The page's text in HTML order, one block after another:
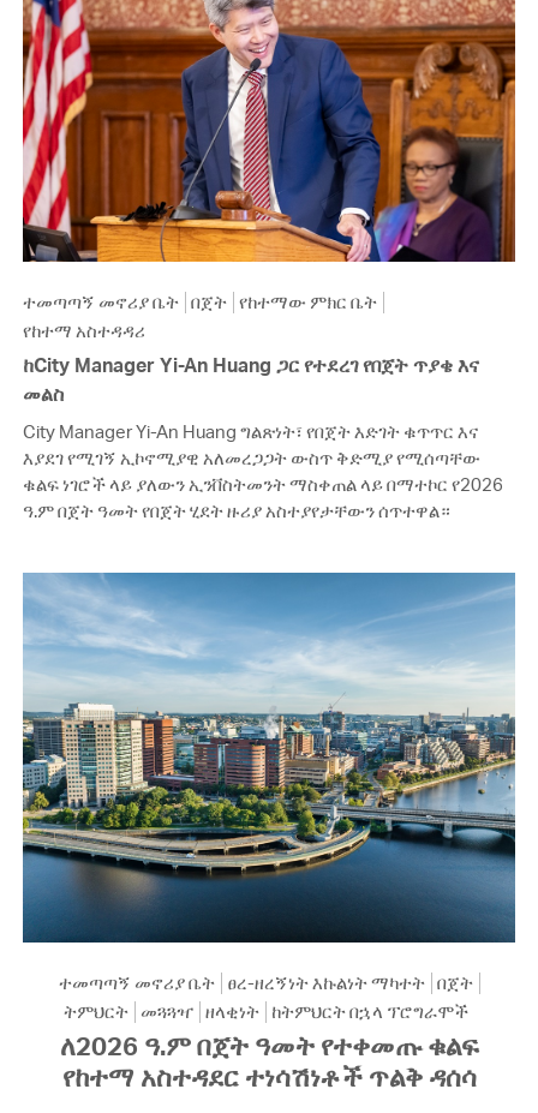
ተመጣጣኝ መኖሪያ ቤት በጀት የከተማው ምክር ቤት
የከተማ አስተዳዳሪ
ከCity Manager Yi-An Huang ጋር የተደረገ የበጀት ጥያቄ እና
መልስ
City Manager Yi-An Huang ግልጽነት፣ የበጀት እድገት ቁጥጥር እና
እያደገ የሚገኝ ኢኮኖሚያዊ አለመረጋጋት ውስጥ ቅድሚያ የሚሰጣቸው
ቁልፍ ነገሮች ላይ ያለውን ኢንቨስትመንት ማስቀጠል ላይ በማተኮር የ2026
ዓ.ም በጀት ዓመት የበጀት ሂደት ዙሪያ አስተያየታቸውን ሰጥተዋል።
ተመጣጣኝ መኖሪያ ቤት ፀረ-ዘረኝነት እኩልነት ማካተት በጀት
ትምህርት መጓጓዣ ዘላቂነት ከትምህርት በኋላ ፕሮግራሞች
ለ2026 ዓ.ም በጀት ዓመት የተቀመጡ ቁልፍ
የከተማ አስተዳደር ተነሳሽነቶች ጥልቅ ዳሰሳ